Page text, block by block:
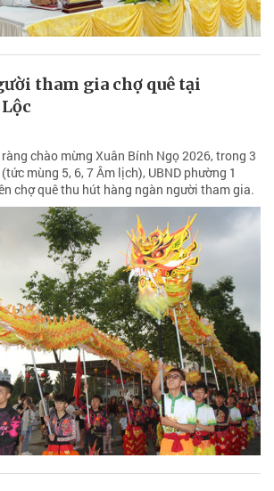
tham gia chợ quê tại
chào mừng Xuân Bính Ngọ 2026, trong 3
mùng 5, 6, 7 Âm lịch), UBND phường 1
chợ quê thu hút hàng ngàn người tham gia.